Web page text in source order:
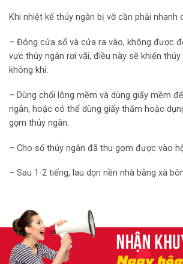
Khi nhiệt kế thủy ngân bị vỡ cần phải nhanh
– Đóng cửa sổ và cửa ra vào, không được
vực thủy ngân rơi vãi, điều này sẽ khiến
không khí.
– Dùng chổi lông mềm và dùng giấy mềm
ngân, hoặc có thể dùng giấy thấm hoặc
gọm thủy ngân.
– Cho số thủy ngân đã thu gom được vào
– Sau 1-2 tiếng, lau dọn nền nhà bằng xà